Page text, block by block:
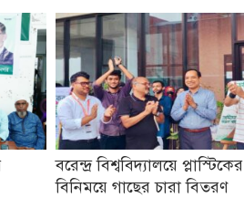
বরেন্দ্র বিশ্ববিদ্যালয়ে প্লাস্টিকের
বিনিময়ে গাছের চারা বিতরণ